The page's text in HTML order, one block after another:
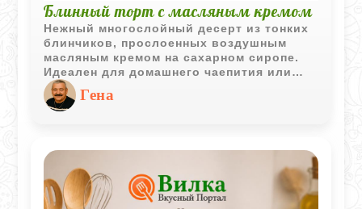
Блинный торт с масляным кремом
Нежный многослойный десерт из тонких
блинчиков, прослоенных воздушным
масляным кремом на сахарном сиропе.
Идеален для домашнего чаепития или
праздничного стола.
Гена